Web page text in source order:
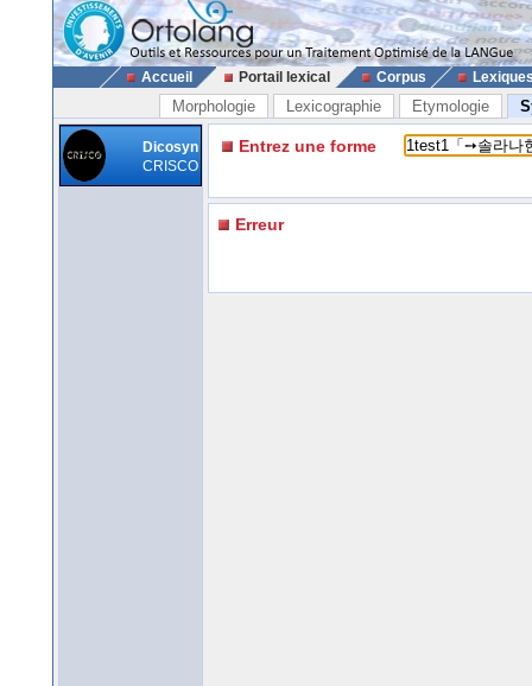
Accueil Portail lexical Corpus
Morphologie Lexicographie Etymologie
Dicosyn
CRISCO
Entrez une forme
Erreur